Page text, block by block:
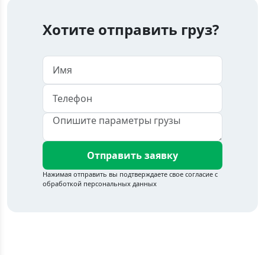
Хотите отправить груз?
Отправить заявку